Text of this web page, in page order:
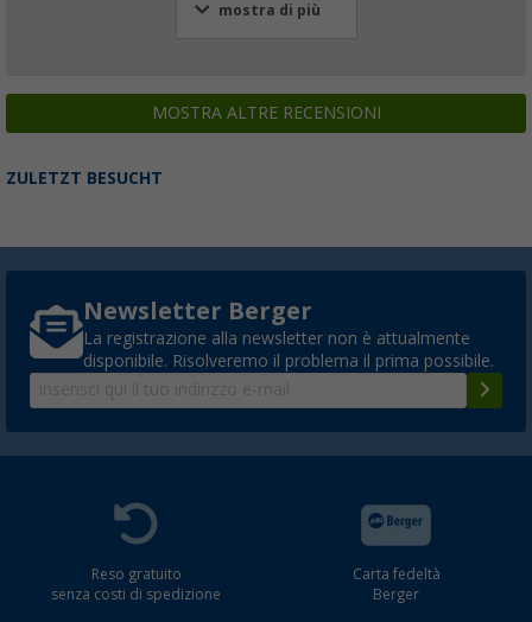
mostra di più
MOSTRA ALTRE RECENSIONI
ZULETZT BESUCHT
Newsletter Berger
La registrazione alla newsletter non è attualmente
disponibile. Risolveremo il problema il prima possibile.
Reso gratuito
senza costi di spedizione
Carta fedeltà
Berger